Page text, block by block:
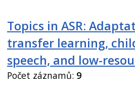
Topics in ASR:
transfer learning,
speech, and low-
Počet záznamů: 9